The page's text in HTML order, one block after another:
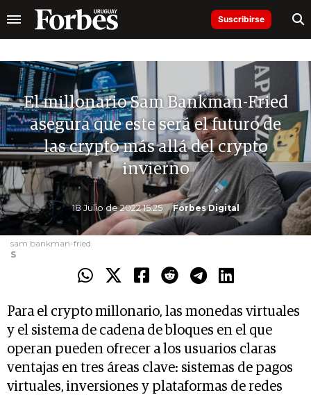
Suscribirse
El millonario Sam Bankman-Fried
asegura que este será el futuro de
las crypto más allá del crypto
invierno
18 Julio de 2022 15.25 Forbes Digital
sam bankman-fried
S
Para el crypto millonario, las monedas virtuales
y el sistema de cadena de bloques en el que
operan pueden ofrecer a los usuarios claras
ventajas en tres áreas clave: sistemas de pagos
virtuales, inversiones y plataformas de redes